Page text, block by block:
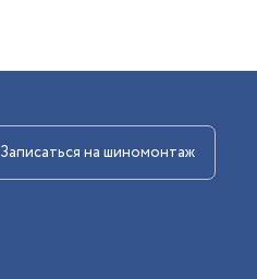
Записаться на шиномонтаж